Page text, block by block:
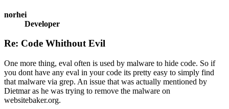
norhei
Developer
Re: Code Whithout Evil
One more thing, eval often is used by malware to hide code. So if
you dont have any eval in your code its pretty easy to simply find
that malware via grep. An issue that was actually mentioned by
Dietmar as he was trying to remove the malware on
websitebaker.org.